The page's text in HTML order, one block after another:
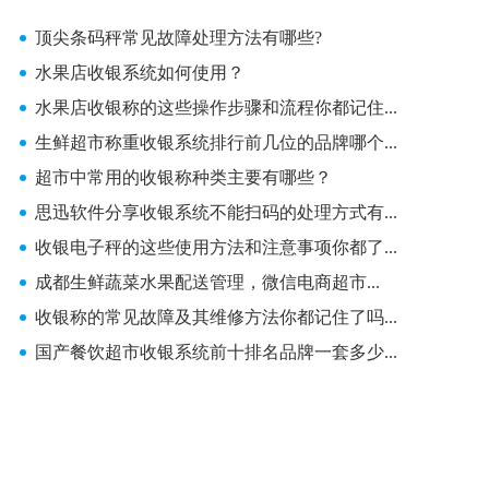
顶尖条码秤常见故障处理方法有哪些?
水果店收银系统如何使用？
水果店收银称的这些操作步骤和流程你都记住...
生鲜超市称重收银系统排行前几位的品牌哪个...
超市中常用的收银称种类主要有哪些？
思迅软件分享收银系统不能扫码的处理方式有...
收银电子秤的这些使用方法和注意事项你都了...
成都生鲜蔬菜水果配送管理，微信电商超市...
收银称的常见故障及其维修方法你都记住了吗...
国产餐饮超市收银系统前十排名品牌一套多少...